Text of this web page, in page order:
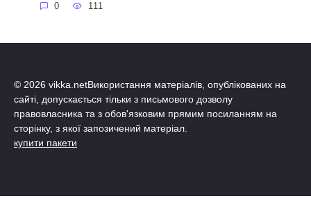
0 111
© 2026 vikka.netВикористання матеріалів, опублікованих на
сайті, допускається тільки з письмового дозволу
правовласника та з обов'язковим прямим посиланням на
сторінку, з якої запозичений матеріал.
купити пакети